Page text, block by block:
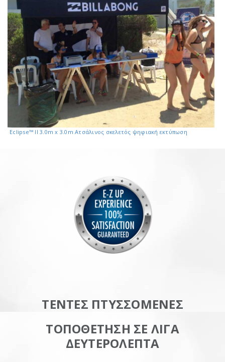
Eclipse™ II 3.0m x 3.0m Ατσάλινος σκελετός ψηφιακή εκτύπωση
ΤΕΝΤΕΣ ΠΤΥΣΣΟΜΕΝΕΣ
ΤΟΠΟΘΕΤΗΣΗ ΣΕ ΛΙΓΑ
ΔΕΥΤΕΡΟΛΕΠΤΑ